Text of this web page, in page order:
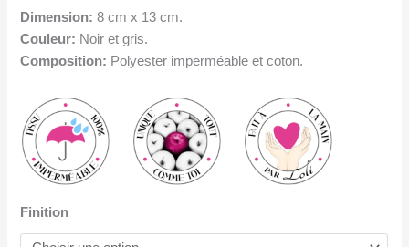
Dimension: 8 cm x 13 cm.
Couleur: Noir et gris.
Composition: Polyester imperméable et coton.
Finition